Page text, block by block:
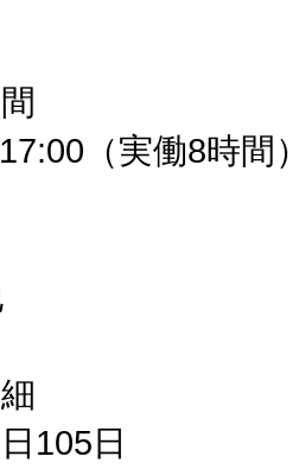
（実働8時間
105日